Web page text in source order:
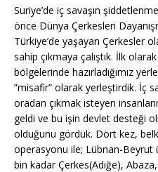
Suriye’de iç savaşın
önce Dünya Çerkesleri
Türkiye’de yaşayan Çerkesler
sahip çıkmaya çalıştık. İlk
bölgelerinde hazırladığımız
”misafir” olarak yerleştirdik. İç
oradan çıkmak isteyen
geldi ve bu işin devlet desteği
olduğunu gördük. Dört kez,
operasyonu ile; Lübnan-Beyrut
bin kadar Çerkes(Adığe),